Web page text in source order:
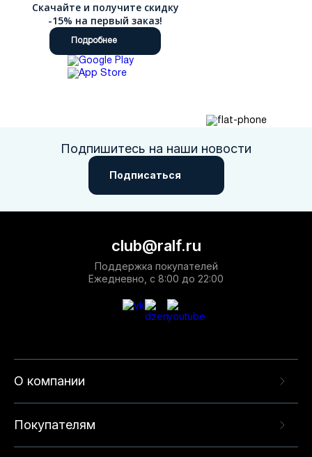
Скачайте и получите скидку
-15% на первый заказ!
Подробнее
Подпишитесь на наши новости
Подписаться
О компании
Покупателям
club@ralf.ru
Поддержка покупателей
Ежедневно, с 8:00 до 22:00